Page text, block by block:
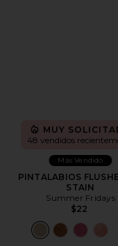
MUY
48 vendidos
Más Vendido
PINTALABIOS
STAIN
Summer Fridays
$22